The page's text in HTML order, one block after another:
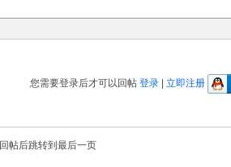
您需要登录后才可以回帖 登录| 立即注册
回帖后跳转到最后一页